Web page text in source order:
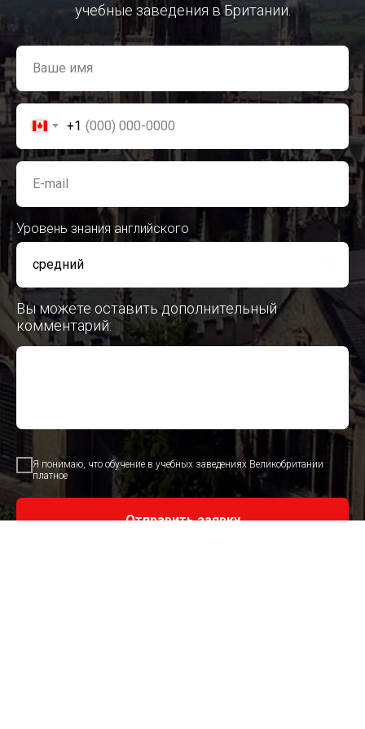
учебные заведения в Британии.
Ваше имя
+1
E-mail
Уровень знания английского
Вы можете оставить дополнительный
комментарий:
Я понимаю, что обучение в учебных заведениях Великобритании
платное
Отправить заявку